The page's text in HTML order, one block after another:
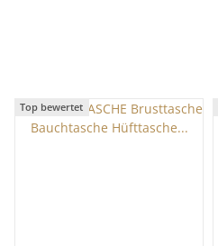
Top bewertet